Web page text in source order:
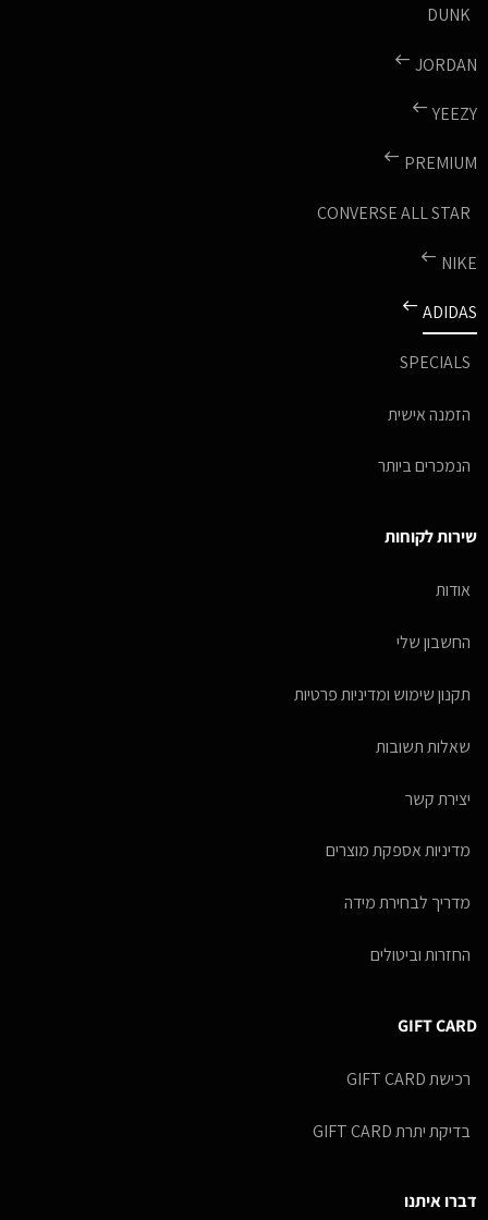
DUNK
JORDAN
YEEZY
PREMIUM
CONVERSE ALL STAR
NIKE
ADIDAS
SPECIALS
הזמנה אישית
הנמכרים ביותר
שירות לקוחות
אודות
החשבון שלי
תקנון שימוש ומדיניות פרטיות
שאלות תשובות
יצירת קשר
מדיניות אספקת מוצרים
מדריך לבחירת מידה
החזרות וביטולים
GIFT CARD
רכישת GIFT CARD
בדיקת יתרת GIFT CARD
דברו איתנו